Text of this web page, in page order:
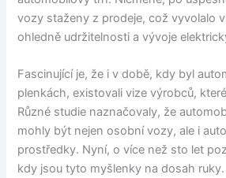
vozy staženy z prodeje, což vyvolalo
ohledně udržitelnosti a vývoje
Fascinující je, že i v době, kdy byl
plenkách, existovali vize výrobců,
Různé studie naznačovaly, že
mohly být nejen osobní vozy, ale i
prostředky. Nyní, o více než sto let
kdy jsou tyto myšlenky na dosah ruky.